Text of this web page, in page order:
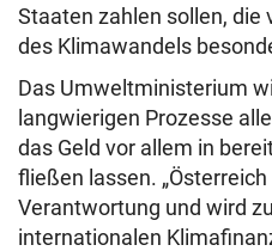
Staaten zahlen sollen, die
des Klimawandels
Das Umweltministerium
langwierigen Prozesse
das Geld vor allem in
fließen lassen.
Verantwortung und wird
internationalen